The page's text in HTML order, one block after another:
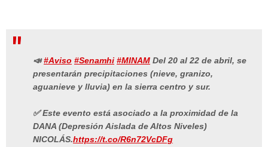
📣#Aviso #Senamhi #MINAM Del 20 al 22 de abril, se
presentarán precipitaciones (nieve, granizo,
aguanieve y lluvia) en la sierra centro y sur.
✅ Este evento está asociado a la proximidad de la
DANA (Depresión Aislada de Altos Niveles)
NICOLÁS.https://t.co/R6n72VcDFg